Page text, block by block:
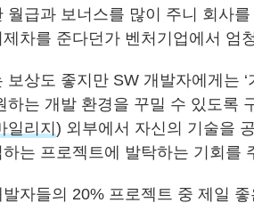
월급과 보너스를 많이 주니 회사
차를 준다던가 벤처기업에서 엄
보상도 좋지만 SW 개발자에게는 ‘
하는 개발 환경을 꾸밀 수 있도록
일리지 ) 외부에서 자신의 기술을
는 프로젝트에 발탁하는 기회를
자들의 20% 프로젝트 중 제일